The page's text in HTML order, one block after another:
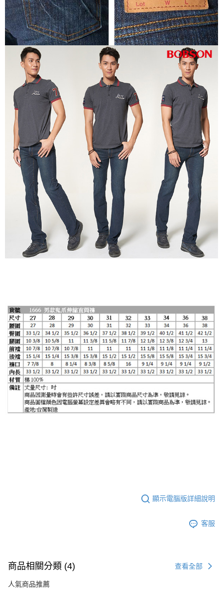
顯示電腦版詳細說明
客服
商品相關分類 (4) 查看全部
人氣商品推薦